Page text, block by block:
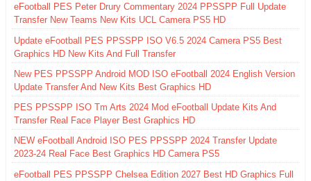
eFootball PES Peter Drury Commentary 2024 PPSSPP Full Update
Transfer New Teams New Kits UCL Camera PS5 HD
Update eFootball PES PPSSPP ISO V6.5 2024 Camera PS5 Best
Graphics HD New Kits And Full Transfer
New PES PPSSPP Android MOD ISO eFootball 2024 English Version
Update Transfer And New Kits Best Graphics HD
PES PPSSPP ISO Tm Arts 2024 Mod eFootball Update Kits And
Transfer Real Face Player Best Graphics HD
NEW eFootball Android ISO PES PPSSPP 2024 Transfer Update
2023-24 Real Face Best Graphics HD Camera PS5
eFootball PES PPSSPP Chelsea Edition 2027 Best HD Graphics Full